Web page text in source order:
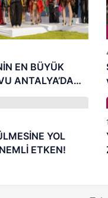
EN BÜYÜK
ANTALYA’DA
YOL
ETKEN!